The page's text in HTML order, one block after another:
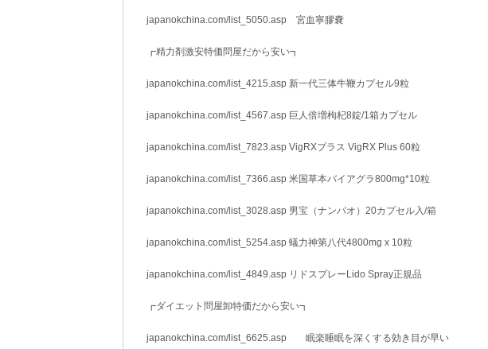
japanokchina.com/list_5050.asp 宮血寧膠嚢
┏精力剤激安特価問屋だから安い┓
japanokchina.com/list_4215.asp 新一代三体牛鞭カプセル9粒
japanokchina.com/list_4567.asp 巨人倍増枸杞8錠/1箱カプセル
japanokchina.com/list_7823.asp VigRXプラス VigRX Plus 60粒
japanokchina.com/list_7366.asp 米国草本バイアグラ800mg*10粒
japanokchina.com/list_3028.asp 男宝（ナンパオ）20カプセル入/箱
japanokchina.com/list_5254.asp 蟻力神第八代4800mg x 10粒
japanokchina.com/list_4849.asp リドスプレーLido Spray正規品
┏ダイエット問屋卸特価だから安い┓
japanokchina.com/list_6625.asp 眠楽睡眠を深くする効き目が早い